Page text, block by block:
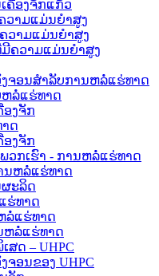
ຄື່ອງຈັກແກ້ວ
ວາມແມ່ນຍໍາສູງ
ວາມແມ່ນຍໍາສູງ
ມີຄວາມແມ່ນຍໍາສູງ
ຈອນສຳລັບການຫລໍ່ແຮ່ທາດ
ລໍ່ແຮ່ທາດ
ອງຈັກ
ດ
ອງຈັກ
ວກເຮົາ - ການຫລໍ່ແຮ່ທາດ
ນຫລໍ່ແຮ່ທາດ
ະລິດ
ຮ່ທາດ
ລໍ່ແຮ່ທາດ
ຫລໍ່ແຮ່ທາດ
ດ – UHPC
ອນຂອງ UHPC